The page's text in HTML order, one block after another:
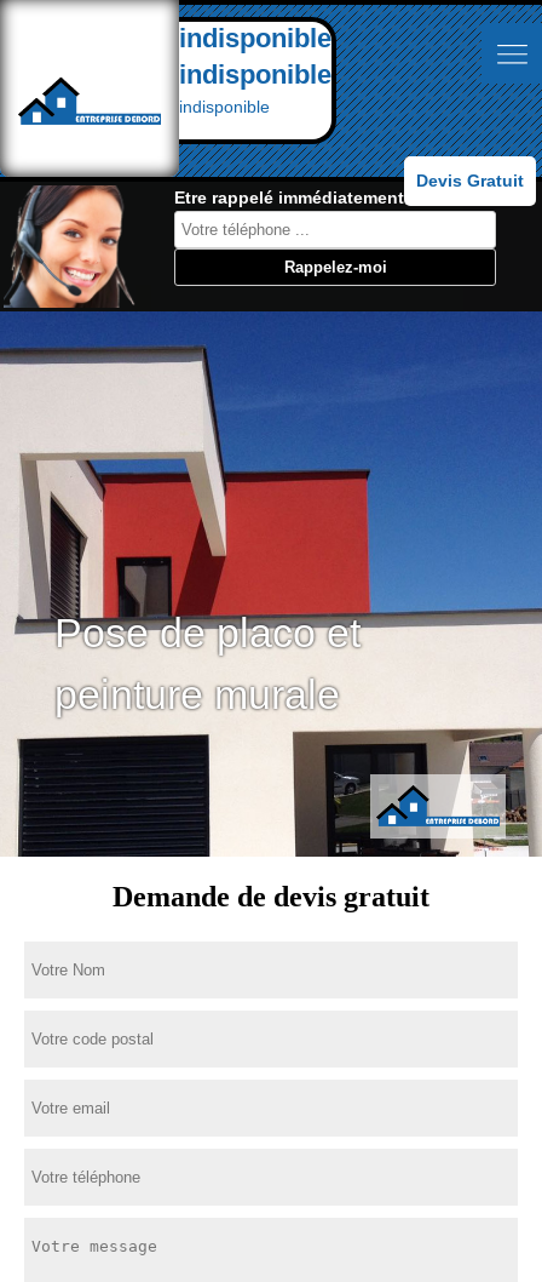
indisponible
indisponible
indisponible
Devis Gratuit
Etre rappelé immédiatement:
Pose de placo et
peinture murale
Demande de devis gratuit